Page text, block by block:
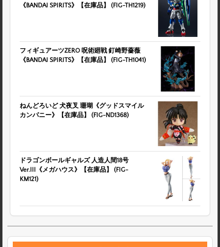
《BANDAI SPIRITS》【在庫品】 (FIG-TH1219)
フィギュアーツZERO 呪術廻戦 釘崎野薔薇
《BANDAI SPIRITS》【在庫品】 (FIG-TH1041)
ねんどろいど 犬夜叉 珊瑚《グッドスマイル
カンパニー》【在庫品】 (FIG-ND1368)
ドラゴンボールギャルズ 人造人間18号
Ver.III《メガハウス》【在庫品】 (FIG-
KM121)